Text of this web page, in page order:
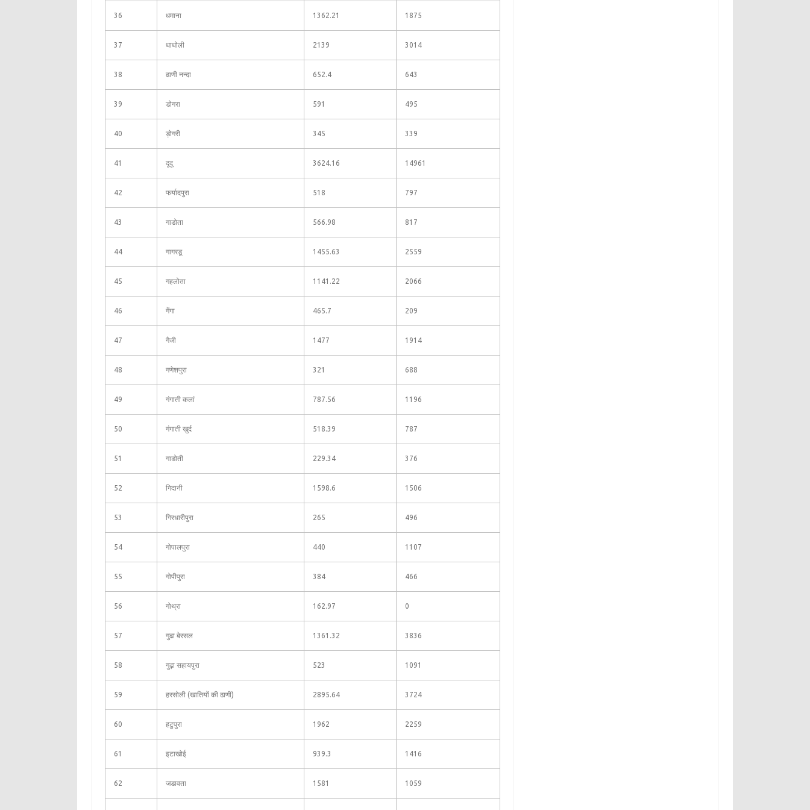
36 धमाना 1362.21 1875
37 धाधोली 2139 3014
38 ढाणी नन्दा 652.4 643
39 डोगरा 591 495
40 ड़ोगरी 345 339
41 दूदू 3624.16 14961
42 फर्यादपुरा 518 797
43 गाडोता 566.98 817
44 गागरडू 1455.63 2559
45 गहलोता 1141.22 2066
46 गेंगा 465.7 209
47 गैजी 1477 1914
48 गणेशपुरा 321 688
49 गंगाती कलां 787.56 1196
50 गंगाती खुर्द 518.39 787
51 गाडोती 229.34 376
52 गिदानी 1598.6 1506
53 गिरधारीपुरा 265 496
54 गोपालपुरा 440 1107
55 गोपीपुरा 384 466
56 गोथ्रा 162.97 0
57 गुढा बेरसल 1361.32 3836
58 गुढ़ा सहायपुरा 523 1091
59 हरसोली (खातियों की ढाणी) 2895.64 3724
60 हटुपुरा 1962 2259
61 इटाखोई 939.3 1416
62 जडावता 1581 1059